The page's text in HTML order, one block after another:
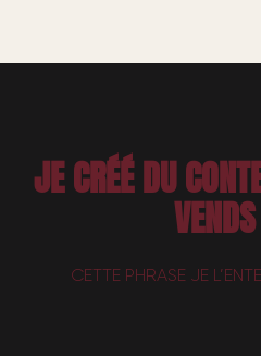
JE CRÉÉ DU
CETTE PHRASE JE